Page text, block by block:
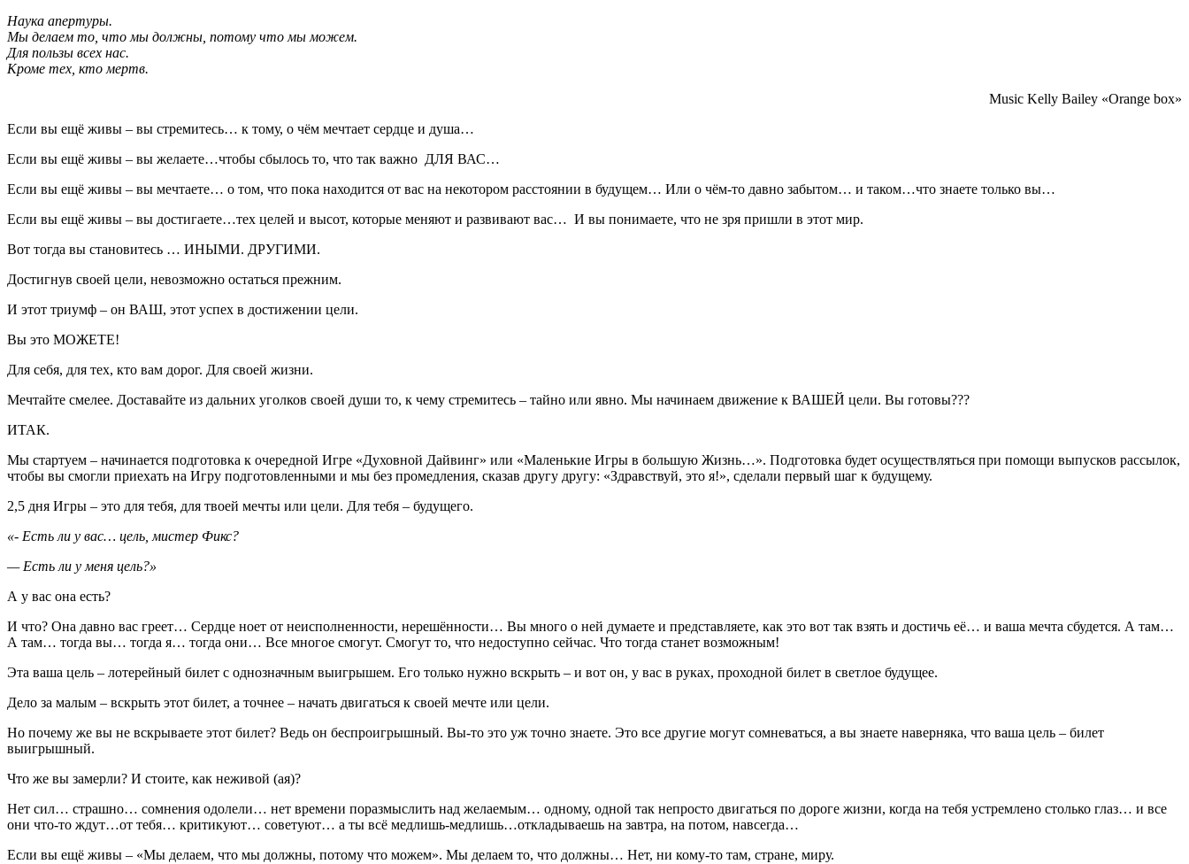
Наука апертуры.
Мы делаем то, что мы должны, потому что мы можем.
Для пользы всех нас.
Кроме тех, кто мертв.
Music Kelly Bailey «Оrange box»
Если вы ещё живы – вы стремитесь… к тому, о чём мечтает сердце и душа…
Если вы ещё живы – вы желаете…чтобы сбылось то, что так важно ДЛЯ ВАС…
Если вы ещё живы – вы мечтаете… о том, что пока находится от вас на некотором расстоянии в будущем… Или о чём-то давно забытом… и таком…что знаете только вы…
Если вы ещё живы – вы достигаете…тех целей и высот, которые меняют и развивают вас… И вы понимаете, что не зря пришли в этот мир.
Вот тогда вы становитесь … ИНЫМИ. ДРУГИМИ.
Достигнув своей цели, невозможно остаться прежним.
И этот триумф – он ВАШ, этот успех в достижении цели.
Вы это МОЖЕТЕ!
Для себя, для тех, кто вам дорог. Для своей жизни.
Мечтайте смелее. Доставайте из дальних уголков своей души то, к чему стремитесь – тайно или явно. Мы начинаем движение к ВАШЕЙ цели. Вы готовы???
ИТАК.
Мы стартуем – начинается подготовка к очередной Игре «Духовной Дайвинг» или «Маленькие Игры в большую Жизнь…». Подготовка будет осуществляться при помощи выпусков рассылок,
чтобы вы смогли приехать на Игру подготовленными и мы без промедления, сказав другу другу: «Здравствуй, это я!», сделали первый шаг к будущему.
2,5 дня Игры – это для тебя, для твоей мечты или цели. Для тебя – будущего.
«- Есть ли у вас… цель, мистер Фикс?
— Есть ли у меня цель?»
А у вас она есть?
И что? Она давно вас греет… Сердце ноет от неисполненности, нерешённости… Вы много о ней думаете и представляете, как это вот так взять и достичь её… и ваша мечта сбудется. А там…
А там… тогда вы… тогда я… тогда они… Все многое смогут. Смогут то, что недоступно сейчас. Что тогда станет возможным!
Эта ваша цель – лотерейный билет с однозначным выигрышем. Его только нужно вскрыть – и вот он, у вас в руках, проходной билет в светлое будущее.
Дело за малым – вскрыть этот билет, а точнее – начать двигаться к своей мечте или цели.
Но почему же вы не вскрываете этот билет? Ведь он беспроигрышный. Вы-то это уж точно знаете. Это все другие могут сомневаться, а вы знаете наверняка, что ваша цель – билет
выигрышный.
Что же вы замерли? И стоите, как неживой (ая)?
Нет сил… страшно… сомнения одолели… нет времени поразмыслить над желаемым… одному, одной так непросто двигаться по дороге жизни, когда на тебя устремлено столько глаз… и все
они что-то ждут…от тебя… критикуют… советуют… а ты всё медлишь-медлишь…откладываешь на завтра, на потом, навсегда…
Если вы ещё живы – «Мы делаем, что мы должны, потому что можем». Мы делаем то, что должны… Нет, ни кому-то там, стране, миру.